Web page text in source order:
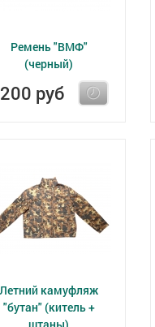
Ремень "ВМФ"
(черный)
руб
Летний камуфляж
"бутан" (китель +